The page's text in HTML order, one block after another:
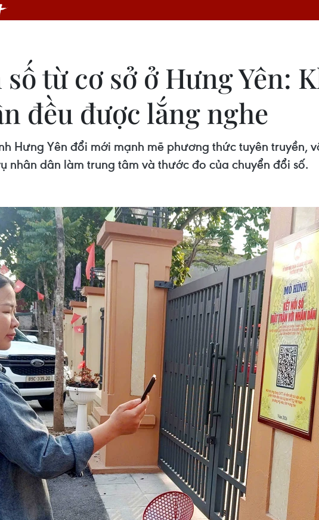
từ cơ sở ở Hưng Yên:
đều được lắng nghe
Hưng Yên đổi mới mạnh mẽ phương thức tuyên truyền,
nhân dân làm trung tâm và thước đo của chuyển đổi số.